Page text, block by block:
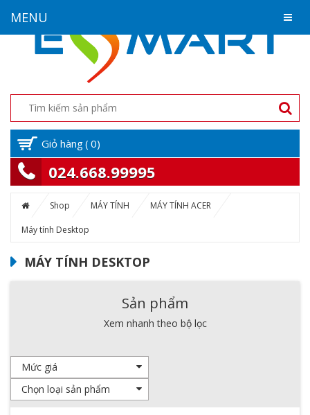
Giỏ hàng( 0)
024.668.99995
MENU
Shop MÁY TÍNH MÁY TÍNH ACER
Máy tính Desktop
MÁY TÍNH DESKTOP
Sản phẩm
Xem nhanh theo bộ lọc